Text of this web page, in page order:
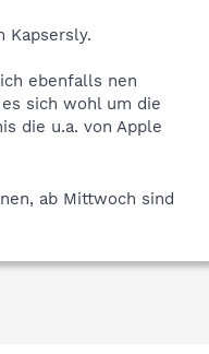
Kapsersly.
ebenfalls nen
sich wohl um die
die u.a. von Apple
ab Mittwoch sind